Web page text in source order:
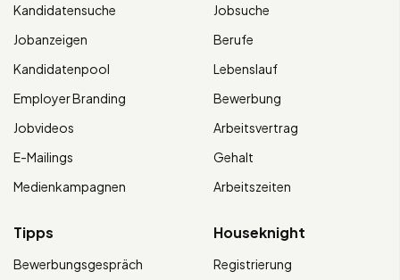
Kandidatensuche
Jobanzeigen
Kandidatenpool
Employer Branding
Jobvideos
E-Mailings
Medienkampagnen
Jobsuche
Berufe
Lebenslauf
Bewerbung
Arbeitsvertrag
Gehalt
Arbeitszeiten
Tipps
Bewerbungsgespräch
Houseknight
Registrierung